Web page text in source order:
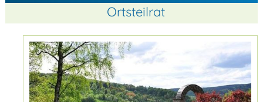
Ortsteilrat